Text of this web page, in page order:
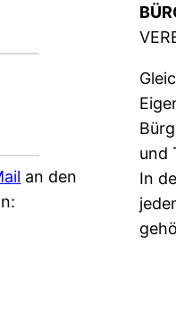
an den
und
In